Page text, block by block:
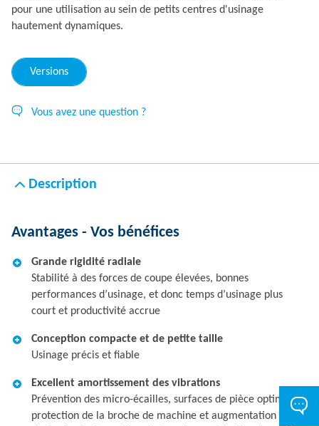
pour une utilisation au sein de petits centres d'usinage
hautement dynamiques.
Versions
Vous avez une question ?
Description
Avantages - Vos bénéfices
Grande rigidité radiale
Stabilité à des forces de coupe élevées, bonnes
performances d’usinage, et donc temps d’usinage plus
court et productivité accrue
Conception compacte et de petite taille
Usinage précis et fiable
Excellent amortissement des vibrations
Prévention des micro-écailles, surfaces de pièce optimales,
protection de la broche de machine et augmentation de la